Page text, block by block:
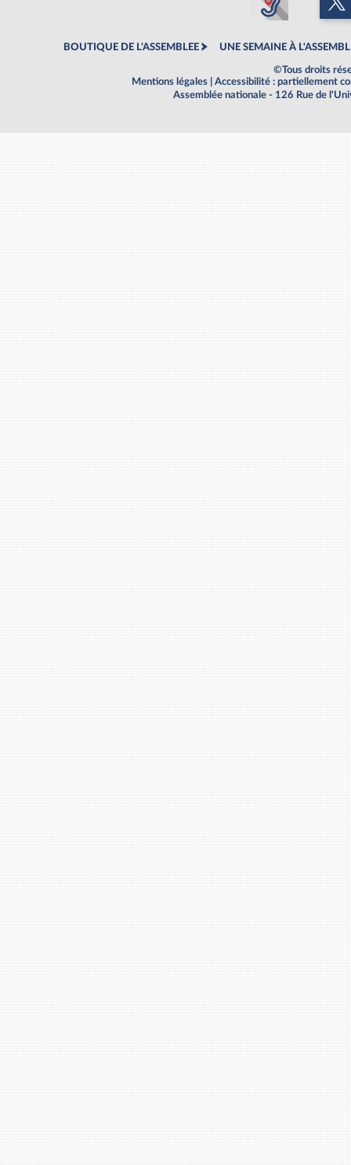
BOUTIQUE DE L'ASSEMBLEE UNE SEMAINE À
©Tous droits
Mentions légales
Accessibilité : partiellement
Assemblée nationale - 126 Rue de